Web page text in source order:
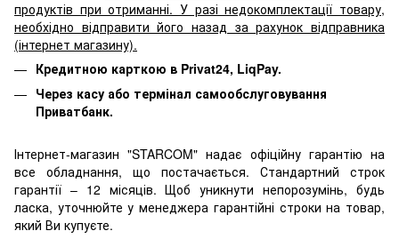
продуктів при отриманні. У разі недокомплектації товару,
необхідно відправити його назад за рахунок відправника
(інтернет магазину).
Кредитною карткою в Privat24, LiqPay.
Через касу або термінал самообслуговування
Приватбанк.
Інтернет-магазин "STARCOM" надає офіційну гарантію на
все обладнання, що постачається. Стандартний строк
гарантії – 12 місяців. Щоб уникнути непорозумінь, будь
ласка, уточнюйте у менеджера гарантійні строки на товар,
який Ви купуєте.